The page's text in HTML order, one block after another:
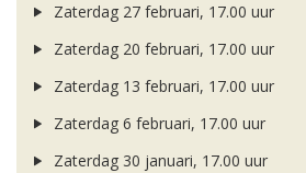
Zaterdag 27 februari, 17.00 uur
Zaterdag 20 februari, 17.00 uur
Zaterdag 13 februari, 17.00 uur
Zaterdag 6 februari, 17.00 uur
Zaterdag 30 januari, 17.00 uur